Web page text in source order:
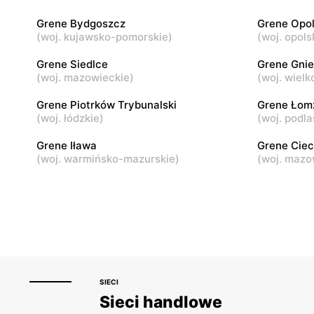
Grene
Łęczyca, ul. Borki 76c
Grene
Grene Grene
Grene Bydgoszcz
(woj. kujawsko-pomorskie)
Grene
(woj.
Grene Siedlce
(woj. mazowieckie)
Grene
(woj.
Grene Piotrków Trybunalski
(woj. łódzkie)
Grene
(woj.
Grene Iława
(woj. warmińsko-mazurskie)
Grene
(woj.
SIECI
Sieci handlowe